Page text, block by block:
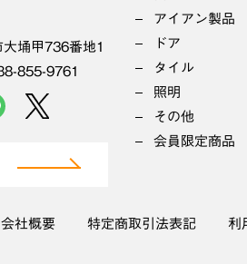
埇甲736番地1
855-9761
アイアン製品
ドア
タイル
照明
その他
会員限定商品
会社概要 特定商取引法表記 利